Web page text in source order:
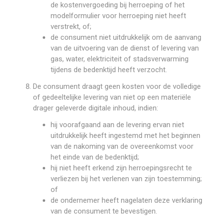
de kostenvergoeding bij herroeping of het
modelformulier voor herroeping niet heeft
verstrekt, of;
de consument niet uitdrukkelijk om de aanvang
van de uitvoering van de dienst of levering van
gas, water, elektriciteit of stadsverwarming
tijdens de bedenktijd heeft verzocht.
De consument draagt geen kosten voor de volledige
of gedeeltelijke levering van niet op een materiële
drager geleverde digitale inhoud, indien:
hij voorafgaand aan de levering ervan niet
uitdrukkelijk heeft ingestemd met het beginnen
van de nakoming van de overeenkomst voor
het einde van de bedenktijd;
hij niet heeft erkend zijn herroepingsrecht te
verliezen bij het verlenen van zijn toestemming;
of
de ondernemer heeft nagelaten deze verklaring
van de consument te bevestigen.